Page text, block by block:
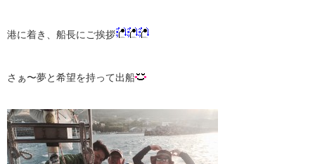
港に着き、船長にご挨拶
さぁ〜夢と希望を持って出船